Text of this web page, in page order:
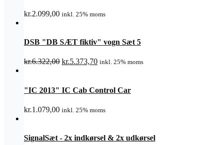
kr.2.099,00 inkl. 25% moms
DSB "DB SÆT fiktiv" vogn Sæt 5
kr.6.322,00 Den
var:
kr.6.322,00.
kr.5.373,70Den
er:
kr.5.373,70.
inkl. 25% moms
"IC 2013" IC Cab Control Car
kr.1.079,00 inkl. 25% moms
SignalSæt - 2x indkørsel & 2x udkørsel